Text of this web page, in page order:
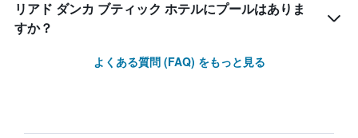
リアド ダンカ ブティック ホテルにプールはありま
すか？
よくある質問 (FAQ) をもっと見る